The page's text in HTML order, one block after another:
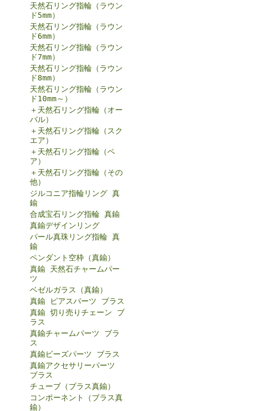
天然石リング指輪（ラウン
ド5mm）
天然石リング指輪（ラウン
ド6mm）
天然石リング指輪（ラウン
ド7mm）
天然石リング指輪（ラウン
ド8mm）
天然石リング指輪（ラウン
ド10mm～）
＋天然石リング指輪（オー
バル）
＋天然石リング指輪（スク
エア）
＋天然石リング指輪（ペ
ア）
＋天然石リング指輪（その
他）
ジルコニア指輪リング 真
鍮
合成宝石リング指輪 真鍮
真鍮デザインリング
パール真珠リング指輪 真
鍮
ペンダント空枠（真鍮）
真鍮 天然石チャームパー
ツ
ベゼルガラス（真鍮）
真鍮 ピアスパーツ ブラス
真鍮 切り売りチェーン ブ
ラス
真鍮チャームパーツ ブラ
ス
真鍮ビーズパーツ ブラス
真鍮アクセサリーパーツ
ブラス
チューブ（ブラス真鍮）
コンポーネント（ブラス真
鍮）